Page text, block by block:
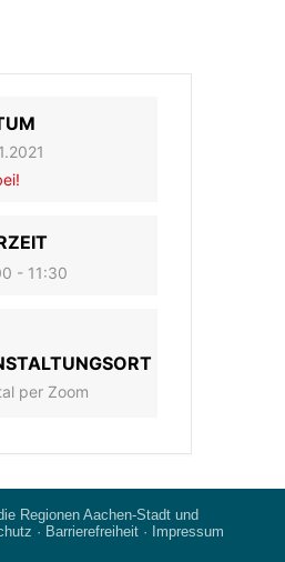
- 11:30
per Zoom
Regionen Aachen-Stadt und
· Barrierefreiheit ·
Impressum